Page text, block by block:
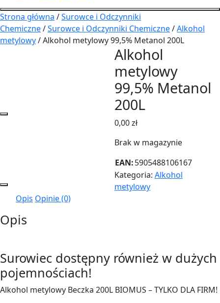
Strona główna /Surowce i Odczynniki
Chemiczne/Surowce i Odczynniki Chemiczne/Alkohol
metylowy/ Alkohol metylowy 99,5% Metanol 200L
Alkohol
metylowy
99,5% Metanol
200L
0,00zł
Brak w magazynie
EAN:5905488106167
Kategoria: Alkohol
metylowy
Opis Opinie (0)
Opis
Surowiec dostępny również w dużych
pojemnościach!
Alkohol metylowy Beczka 200L BIOMUS – TYLKO DLA FIRM!